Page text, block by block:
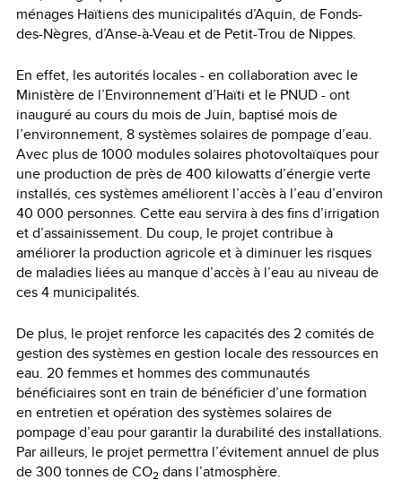
ménages Haïtiens des municipalités d’Aquin, de Fonds-
des-Nègres, d’Anse-à-Veau et de Petit-Trou de Nippes.
En effet, les autorités locales - en collaboration avec le
Ministère de l’Environnement d’Haïti et le PNUD - ont
inauguré au cours du mois de Juin, baptisé mois de
l’environnement, 8 systèmes solaires de pompage d’eau.
Avec plus de 1000 modules solaires photovoltaïques pour
une production de près de 400 kilowatts d’énergie verte
installés, ces systèmes améliorent l’accès à l’eau d’environ
40 000 personnes. Cette eau servira à des fins d’irrigation
et d’assainissement. Du coup, le projet contribue à
améliorer la production agricole et à diminuer les risques
de maladies liées au manque d’accès à l’eau au niveau de
ces 4 municipalités.
De plus, le projet renforce les capacités des 2 comités de
gestion des systèmes en gestion locale des ressources en
eau. 20 femmes et hommes des communautés
bénéficiaires sont en train de bénéficier d’une formation
en entretien et opération des systèmes solaires de
pompage d’eau pour garantir la durabilité des installations.
Par ailleurs, le projet permettra l’évitement annuel de plus
de 300 tonnes de CO2 dans l’atmosphère.